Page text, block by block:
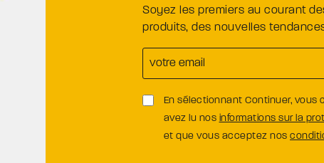
Soyez les premiers au courant
produits, des nouvelles
En sélectionnant Continuer, vous
avez lu nos informations sur la
et que vous acceptez nos